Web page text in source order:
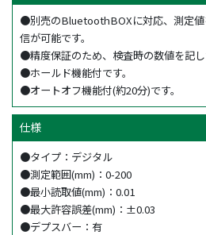
●別売のBluetoothBOXに対応、測定値
信が可能です。
●精度保証のため、検査時の数値を記し
●ホールド機能付です。
●オートオフ機能付(約20分)です。
仕様
●タイプ：デジタル
●測定範囲(mm)：0-200
●最小読取値(mm)：0.01
●最大許容誤差(mm)：±0.03
●デプスバー：有